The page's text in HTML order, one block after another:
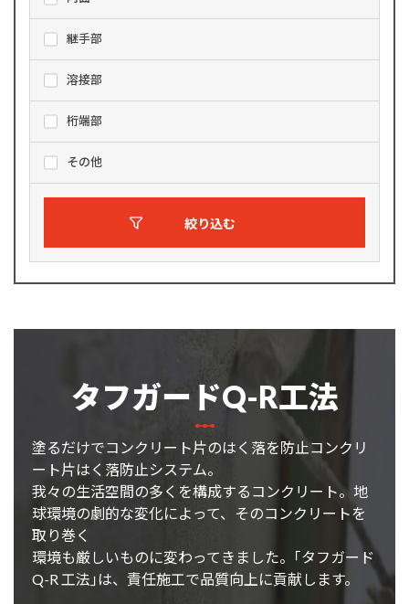
継手部
溶接部
桁端部
その他
絞り込む
タフガードQ-R工法
塗るだけでコンクリート片のはく落を防止コンクリ
ート片はく落防止システム。
我々の生活空間の多くを構成するコンクリート。地
球環境の劇的な変化によって、そのコンクリートを
取り巻く
環境も厳しいものに変わってきました。｢タフガード
Q-R 工法｣は、責任施工で品質向上に貢献します。